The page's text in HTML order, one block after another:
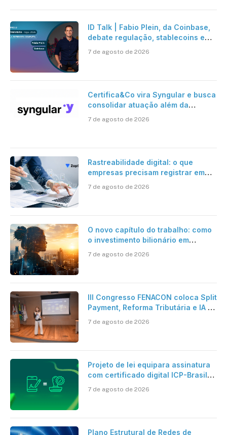
ID Talk | Fabio Plein, da Coinbase,
debate regulação, stablecoins e
7 de agosto de 2026
Certifica&Co vira Syngular e busca
consolidar atuação além da
7 de agosto de 2026
Rastreabilidade digital: o que
empresas precisam registrar em
7 de agosto de 2026
O novo capítulo do trabalho: como
o investimento bilionário em
verdadeira era da inteligência
7 de agosto de 2026
III Congresso FENACON coloca Split
Payment, Reforma Tributária e IA no
7 de agosto de 2026
Projeto de lei equipara assinatura
com certificado digital ICP-Brasil
cartório
7 de agosto de 2026
Plano Estrutural de Redes de